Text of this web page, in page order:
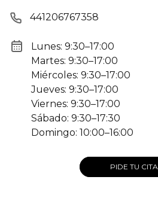
441206767358
Lunes: 9:30–17:00
Martes: 9:30–17:00
Miércoles: 9:30–17:00
Jueves: 9:30–17:00
Viernes: 9:30–17:00
Sábado: 9:30–17:30
Domingo: 10:00–16:00
PIDE TU CITA